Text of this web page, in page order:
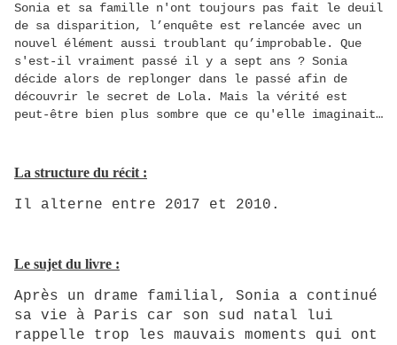
Sonia et sa famille n'ont toujours pas fait le deuil
de sa disparition, l’enquête est relancée avec un
nouvel élément aussi troublant qu’improbable. Que
s'est-il vraiment passé il y a sept ans ? Sonia
décide alors de replonger dans le passé afin de
découvrir le secret de Lola. Mais la vérité est
peut-être bien plus sombre que ce qu'elle imaginait…
La structure du récit :
Il alterne entre 2017 et 2010.
Le sujet du livre :
Après un drame familial, Sonia a continué
sa vie à Paris car son sud natal lui
rappelle trop les mauvais moments qui ont